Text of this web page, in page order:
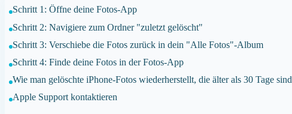
Schritt 1: Öffne deine Fotos-App
Schritt 2: Navigiere zum Ordner "zuletzt gelöscht"
Schritt 3: Verschiebe die Fotos zurück in dein "Alle Fotos"-Album
Schritt 4: Finde deine Fotos in der Fotos-App
Wie man gelöschte iPhone-Fotos wiederherstellt, die älter als 30 Tage sind
Apple Support kontaktieren